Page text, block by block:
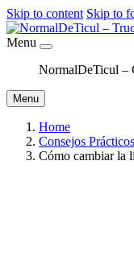
Skip to content Skip to
Menu
NormalDeTicul –
Menu
Home
Consejos Prácticos
Cómo cambiar la